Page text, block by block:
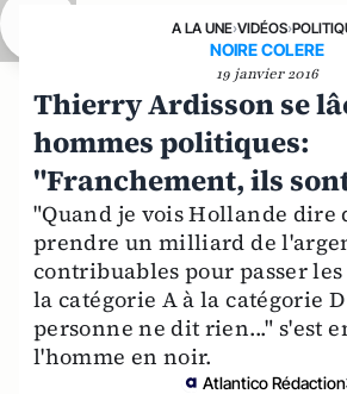
A LA UNE›VIDÉOS›
NOIRE COLERE
19 janvier 2016
Thierry Ardisson se
hommes politiques:
"Franchement, ils
"Quand je vois Hollande dire
prendre un milliard de
contribuables pour passer
la catégorie A à la catégorie
personne ne dit rien..." s'est
l'homme en noir.
Atlantico Rédaction